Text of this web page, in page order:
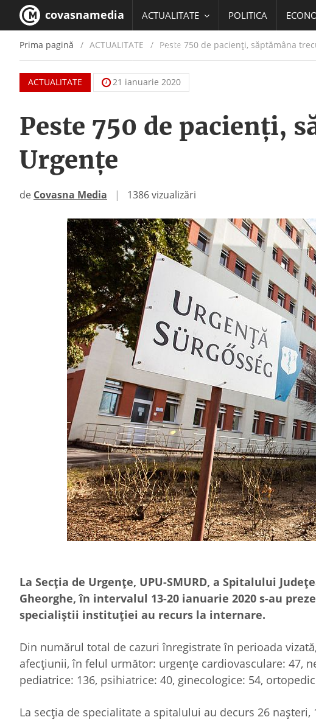
covasnamedia ACTUALITATE POLITICA
EDUCATIE
Prima pagină ACTUALITATE / Peste 750 de pacienți, săptămâna
ACTUALITATE 21 ianuarie 2020
Peste 750 de pacienți,
Urgențe
de Covasna Media | 1386 vizualizări
La Secția de Urgențe, UPU-SMURD, a Spitalului
Gheorghe, în intervalul 13-20 ianuarie 2020 s-au
specialiştii instituţiei au recurs la internare.
Din numărul total de cazuri înregistrate în perioada
afecțiunii, în felul următor: urgenţe cardio­vasculare: 47,
pediatrice: 136, psihiatrice: 40, ginecologice: 54,
La secția de specialitate a spitalului au decurs 26